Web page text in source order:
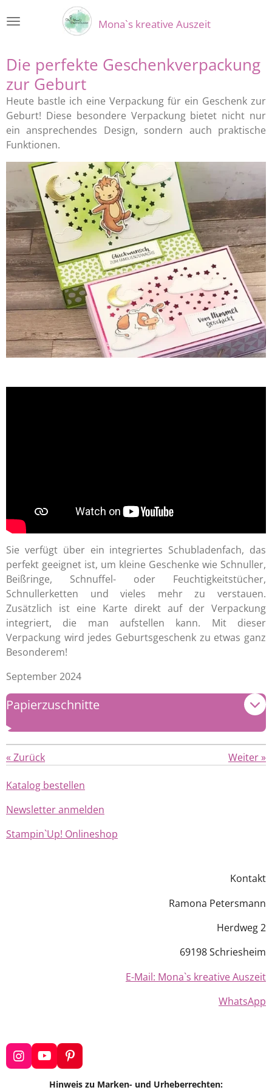
Hauptinhalt
Mona`s kreative Auszeit
Die perfekte Geschenkverpackung
zur Geburt
Heute bastle ich eine Verpackung für ein Geschenk zur
Geburt! Diese besondere Verpackung bietet nicht nur
ein ansprechendes Design, sondern auch praktische
Funktionen.
Sie verfügt über ein integriertes Schubladenfach, das
perfekt geeignet ist, um kleine Geschenke wie Schnuller,
Beißringe, Schnuffel- oder Feuchtigkeitstücher,
Schnullerketten und vieles mehr zu verstauen.
Zusätzlich ist eine Karte direkt auf der Verpackung
integriert, die man aufstellen kann. Mit dieser
Verpackung wird jedes Geburtsgeschenk zu etwas ganz
Besonderem!
September 2024
Papierzuschnitte
« Zurück Weiter»
Katalog bestellen
Newsletter anmelden
Stampin`Up! Onlineshop
Kontakt
Ramona Petersmann
Herdweg 2
69198 Schriesheim
E-Mail: Mona`s kreative Auszeit
WhatsApp
I
n
Y
o
P
i
n
Hinweis zu Marken- und Urheberrechten: